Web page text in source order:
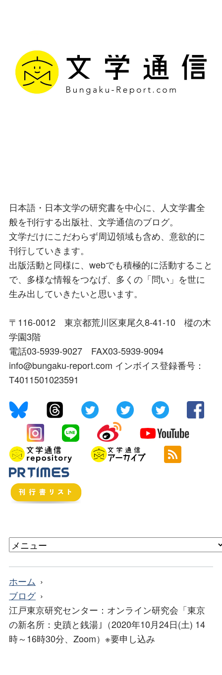
日本語・日本文学の研究書を中心に、人文学書全
般を刊行する出版社、文学通信のブログ。
文学だけにこだわらず周辺領域も含め、意欲的に
刊行していきます。
出版活動と同様に、webでも積極的に活動すること
で、多様な情報をつなげ、多くの「問い」を世に
生み出していきたいと思います。
〒116-0012 東京都荒川区東尾久8-41-10 樅の木
学園3階
電話03-5939-9027 FAX03-5939-9094
info@bungaku-report.com インボイス登録番号：
T4011501023591
ホーム
ブログ
江戸東京研究センター：オンライン研究会「東京
の新名所：史蹟と銭湯｣（2020年10月24日(土) 14
時～16時30分、Zoom）※要申し込み